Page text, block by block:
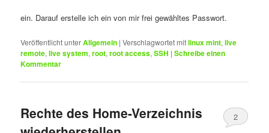
ein. Darauf erstelle ich ein von mir frei gewähltes Passwort.
Veröffentlicht unterAllgemein |Verschlagwortet mitlinux mint,live
remote,live system,root,root access,SSH |Schreibe einen
Kommentar
Rechte des Home-Verzeichnis
2